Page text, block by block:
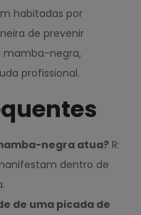
habitadas por
de prevenir
mamba-negra,
profissional.
negra atua? R:
dentro de
de uma picada de